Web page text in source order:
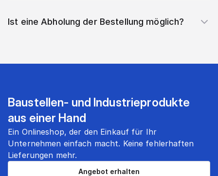
Ist eine Abholung der Bestellung möglich?
Baustellen- und Industrieprodukte
aus einer Hand
Ein Onlineshop, der den Einkauf für Ihr
Unternehmen einfach macht. Keine fehlerhaften
Lieferungen mehr.
Angebot erhalten